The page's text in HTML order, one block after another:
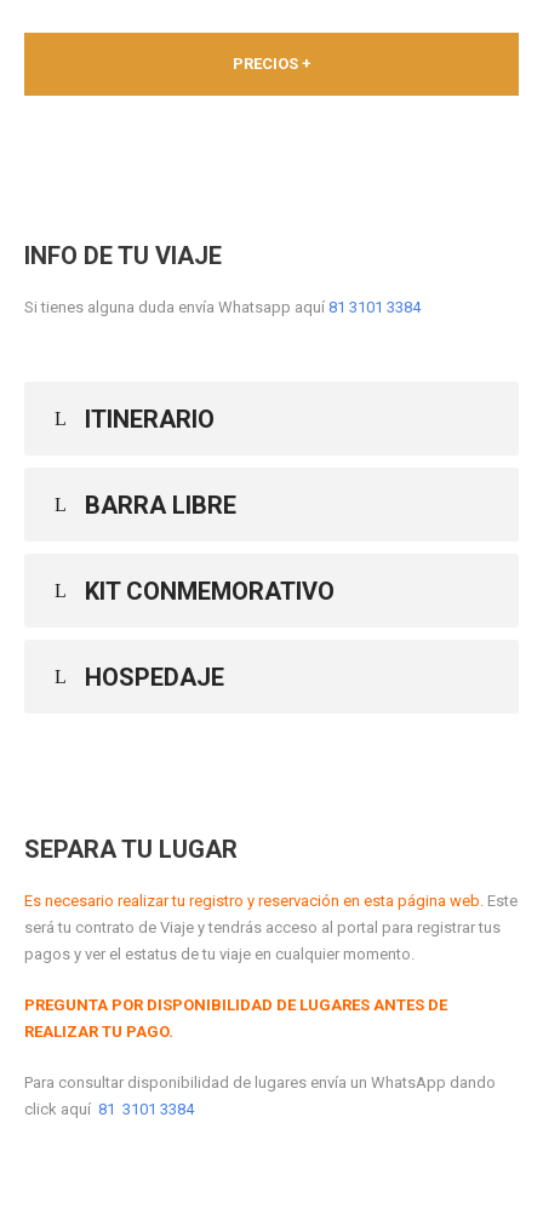
PRECIOS +
INFO DE TU VIAJE
Si tienes alguna duda envía Whatsapp aquí 81 3101 3384
ITINERARIO
BARRA LIBRE
KIT CONMEMORATIVO
HOSPEDAJE
SEPARA TU LUGAR
Es necesario realizar tu registro y reservación en esta página web. Este
será tu contrato de Viaje y tendrás acceso al portal para registrar tus
pagos y ver el estatus de tu viaje en cualquier momento.
PREGUNTA POR DISPONIBILIDAD DE LUGARES ANTES DE
REALIZAR TU PAGO.
Para consultar disponibilidad de lugares envía un WhatsApp dando
click aquí 81 3101 3384